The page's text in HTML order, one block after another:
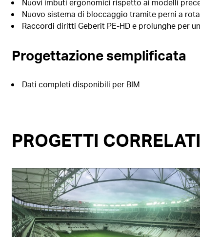
Nuovi imbuti ergonomici rispetto ai modelli
Nuovo sistema di bloccaggio tramite perni a
Raccordi diritti Geberit PE-HD e prolunghe per
Progettazione semplificata
Dati completi disponibili per BIM
PROGETTI CORRELATI